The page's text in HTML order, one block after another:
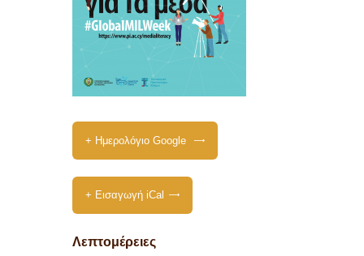
+ Ημερολόγιο Google
+ Εισαγωγή iCal
Λεπτομέρειες